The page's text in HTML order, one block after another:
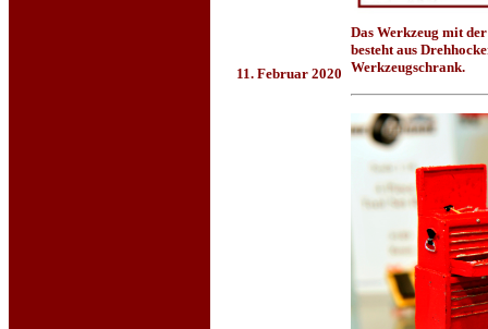
11. Februar 2020
Das Werkzeug mit
besteht aus
Werkzeugschrank.